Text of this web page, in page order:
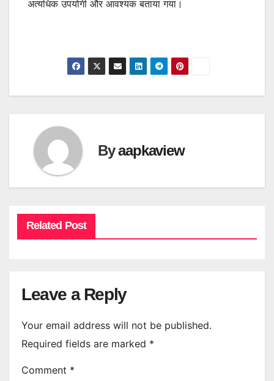
अत्यधिक उपयोगी और आवश्यक बताया गया।
Byaapkaview
Related Post
Leave a Reply
Your email address will not be published.
Required fields are marked *
Comment *